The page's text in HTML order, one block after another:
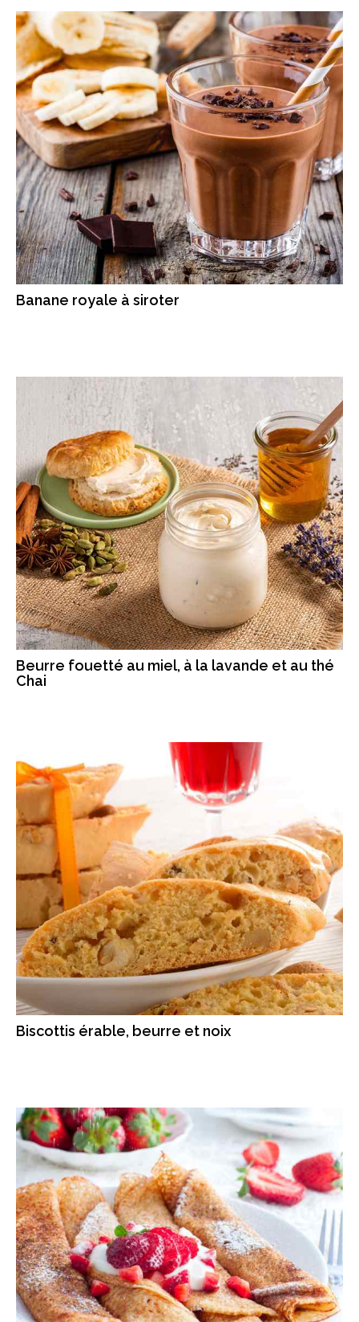
Banane royale à siroter
Beurre fouetté au miel, à la lavande et au thé
Chai
Biscottis érable, beurre et noix